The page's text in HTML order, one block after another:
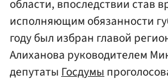
области, впоследствии став
исполняющим обязанности
году был избран главой
Алиханова руководителем
депутатыГосдумы